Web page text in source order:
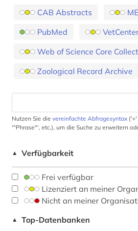
CAB Abstracts
PubMed
Web of Science Core
Zoological Record Archive
Nutzen Sie die vereinfachte Abfragesyntax ('+'
'"Phrase"', etc.), um die Suche zu erweitern
▲ Verfügbarkeit
Frei verfügbar
Lizenziert an meiner
Nicht an meiner
▲ Top-Datenbanken